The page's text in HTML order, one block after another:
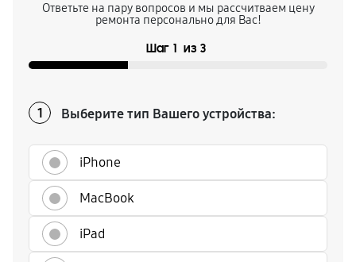
Ответьте на пару вопросов и мы рассчитваем цену
ремонта персонально для Вас!
Шаг 1 из 3
1 Выберите тип Вашего устройства:
iPhone
MacBook
iPad